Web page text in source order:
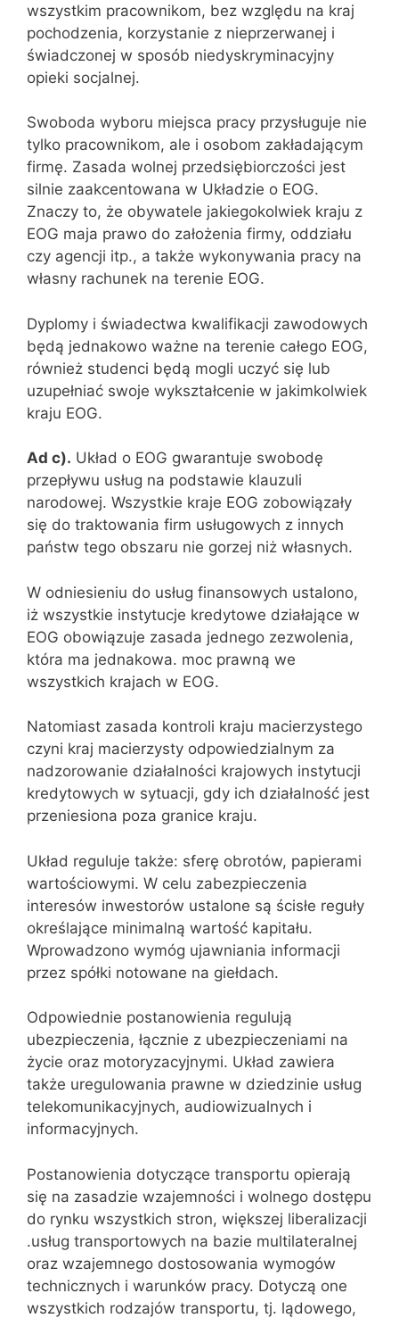
wszystkim pracownikom, bez względu na kraj
pochodzenia, korzystanie z nieprzerwanej i
świadczonej w sposób niedyskryminacyjny
opieki socjalnej.
Swoboda wyboru miejsca pracy przysługuje nie
tylko pracownikom, ale i osobom zakładającym
firmę. Zasada wolnej przedsiębiorczości jest
silnie zaakcentowana w Układzie o EOG.
Znaczy to, że obywatele jakiegokolwiek kraju z
EOG maja prawo do założenia firmy, oddziału
czy agencji itp., a także wykonywania pracy na
własny rachunek na terenie EOG.
Dyplomy i świadectwa kwalifikacji zawodowych
będą jednakowo ważne na terenie całego EOG,
również studenci będą mogli uczyć się lub
uzupełniać swoje wykształcenie w jakimkolwiek
kraju EOG.
Ad c). Układ o EOG gwarantuje swobodę
przepływu usług na podstawie klauzuli
narodowej. Wszystkie kraje EOG zobowiązały
się do traktowania firm usługowych z innych
państw tego obszaru nie gorzej niż własnych.
W odniesieniu do usług finansowych ustalono,
iż wszystkie instytucje kredytowe działające w
EOG obowiązuje zasada jednego zezwolenia,
która ma jednakowa. moc prawną we
wszystkich krajach w EOG.
Natomiast zasada kontroli kraju macierzystego
czyni kraj macierzysty odpowiedzialnym za
nadzorowanie działalności krajowych instytucji
kredytowych w sytuacji, gdy ich działalność jest
przeniesiona poza granice kraju.
Układ reguluje także: sferę obrotów, papierami
wartościowymi. W celu zabezpieczenia
interesów inwestorów ustalone są ścisłe reguły
określające minimalną wartość kapitału.
Wprowadzono wymóg ujawniania informacji
przez spółki notowane na giełdach.
Odpowiednie postanowienia regulują
ubezpieczenia, łącznie z ubezpieczeniami na
życie oraz motoryzacyjnymi. Układ zawiera
także uregulowania prawne w dziedzinie usług
telekomunikacyjnych, audiowizualnych i
informacyjnych.
Postanowienia dotyczące transportu opierają
się na zasadzie wzajemności i wolnego dostępu
do rynku wszystkich stron, większej liberalizacji
.usług transportowych na bazie multilateralnej
oraz wzajemnego dostosowania wymogów
technicznych i warunków pracy. Dotyczą one
wszystkich rodzajów transportu, tj. lądowego,